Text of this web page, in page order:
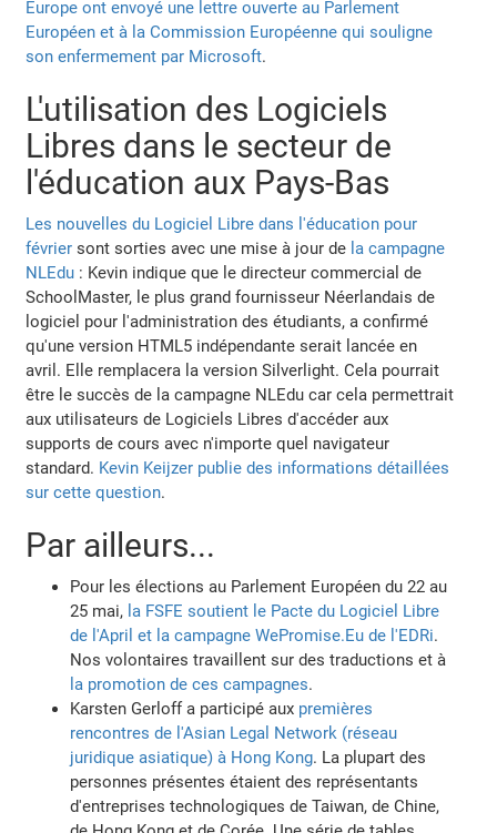
Europe ont envoyé une lettre ouverte au Parlement
Européen et à la Commission Européenne qui souligne
son enfermement par Microsoft.
L'utilisation des Logiciels
Libres dans le secteur de
l'éducation aux Pays-Bas
Les nouvelles du Logiciel Libre dans l'éducation pour
février sont sorties avec une mise à jour de la campagne
NLEdu : Kevin indique que le directeur commercial de
SchoolMaster, le plus grand fournisseur Néerlandais de
logiciel pour l'administration des étudiants, a confirmé
qu'une version HTML5 indépendante serait lancée en
avril. Elle remplacera la version Silverlight. Cela pourrait
être le succès de la campagne NLEdu car cela permettrait
aux utilisateurs de Logiciels Libres d'accéder aux
supports de cours avec n'importe quel navigateur
standard. Kevin Keijzer publie des informations détaillées
sur cette question.
Par ailleurs...
Pour les élections au Parlement Européen du 22 au
25 mai, la FSFE soutient le Pacte du Logiciel Libre
de l'April et la campagne WePromise.Eu de l'EDRi.
Nos volontaires travaillent sur des traductions et à
la promotion de ces campagnes.
Karsten Gerloff a participé aux premières
rencontres de l'Asian Legal Network (réseau
juridique asiatique) à Hong Kong. La plupart des
personnes présentes étaient des représentants
d'entreprises technologiques de Taiwan, de Chine,